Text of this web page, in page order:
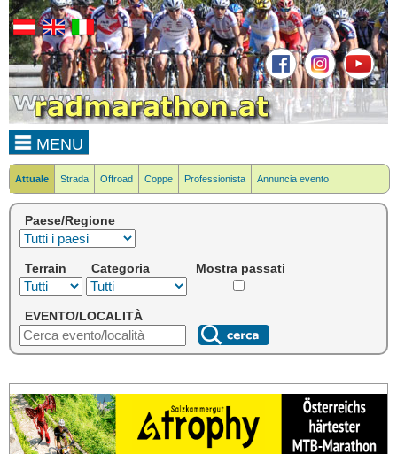
MENU
Attuale Strada Offroad Coppe Professionista Annuncia evento
Paese/Regione
Terrain Categoria Mostra passati
EVENTO/LOCALITÀ